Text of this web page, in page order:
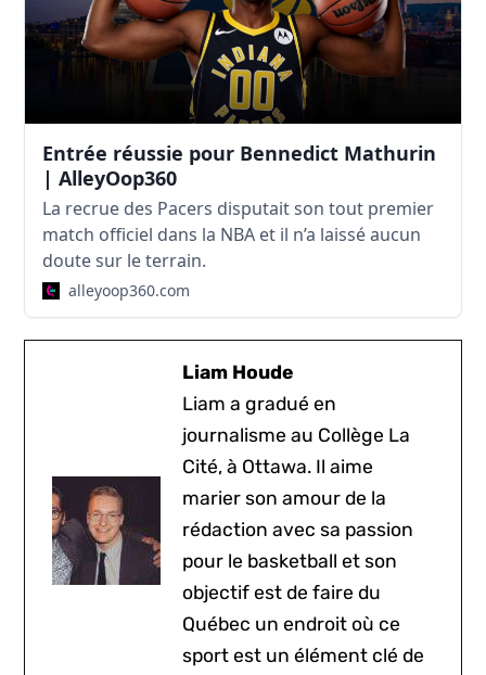
Entrée réussie pour Bennedict Mathurin
| AlleyOop360
La recrue des Pacers disputait son tout premier
match officiel dans la NBA et il n’a laissé aucun
doute sur le terrain.
alleyoop360.com
Liam Houde
Liam a gradué en
journalisme au Collège La
Cité, à Ottawa. Il aime
marier son amour de la
rédaction avec sa passion
pour le basketball et son
objectif est de faire du
Québec un endroit où ce
sport est un élément clé de